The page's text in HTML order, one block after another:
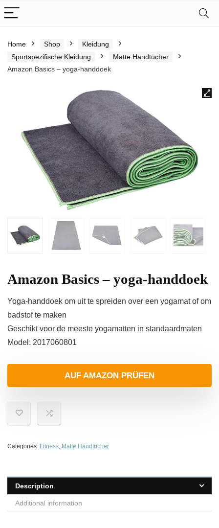
Home Shop
Kleidung
Sportspezifische Kleidung
Matte Handtücher
Amazon Basics – yoga-handdoek
Amazon Basics – yoga-handdoek
Yoga-handdoek om uit te spreiden over een yogamat of om
badstof te maken
Geschikt voor de meeste yogamatten in standaardmaten
Model: 2017060801
AUF AMAZON PRÜFEN
Categories: Fitness, Matte Handtücher
Description
Additional information